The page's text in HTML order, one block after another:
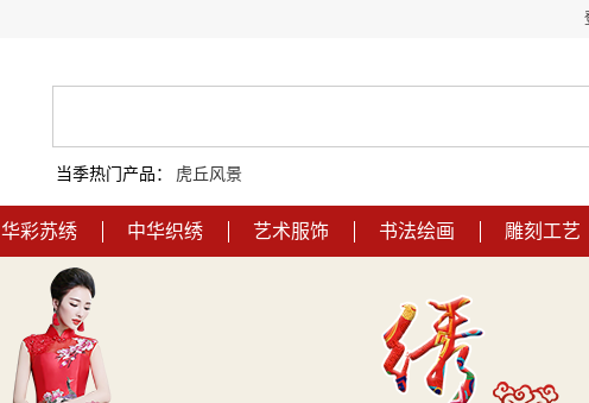
当季热门产品： 虎丘风景
华彩苏绣 中华织绣 艺术服饰 书法绘画 雕刻工艺